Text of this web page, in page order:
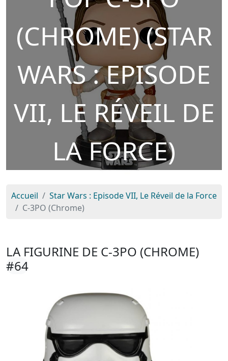
(CHROME) (STAR
WARS : EPISODE
VII, LE RÉVEIL DE
LA FORCE)
Accueil
Star Wars : Episode VII, Le Réveil de la Force
C-3PO (Chrome)
LA FIGURINE DE C-3PO (CHROME)
#64